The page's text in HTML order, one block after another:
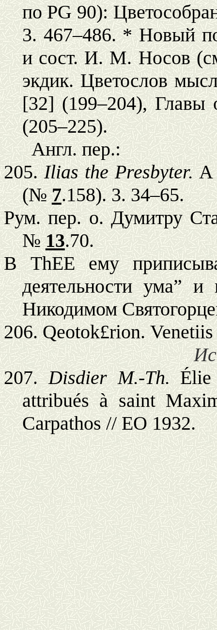
по PG 90):
3. 467–486. * Новый
и сост. И. М. Носов
экдик. Цветослов
[32] (199–204), Главы
(205–225).
Англ.пер.:
205.Ilias the Presbyter.A
(№7.158).3. 34–65.
Рум. пер. о. Думитру
№13.70.
В ThEE ему
деятельности ума”
Никодимом
206.Qeotok£rion.Venetiis
207.Disdier M.-Th.Élie
attribués à saint
Carpathos // EO 1932.